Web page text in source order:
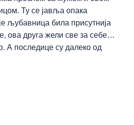
Ту се јавља опака
љубавница била присутнија
ова друга жели све за себе…
А последице су далеко од